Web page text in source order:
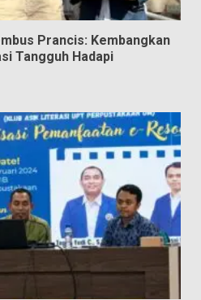
Prancis: Kembangkan
Tangguh Hadapi